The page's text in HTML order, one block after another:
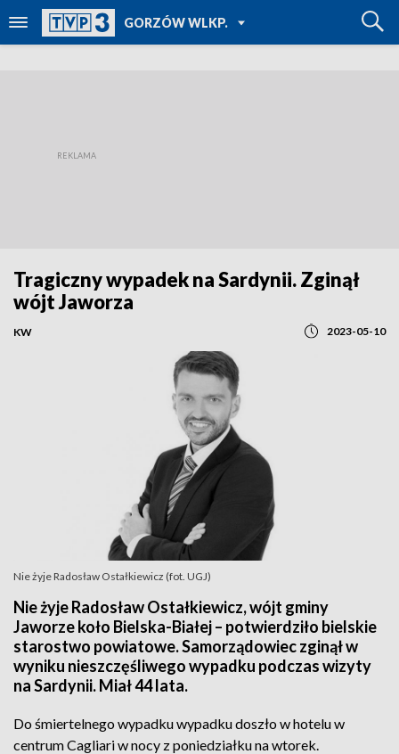
GORZÓW WLKP.
TVP REGIONY
Tragiczny wypadek na Sardynii. Zginął
wójt Jaworza
KW 2023-05-10
Nie żyje Radosław Ostałkiewicz (fot. UGJ)
Nie żyje Radosław Ostałkiewicz, wójt gminy
Jaworze koło Bielska-Białej – potwierdziło bielskie
starostwo powiatowe. Samorządowiec zginął w
wyniku nieszczęśliwego wypadku podczas wizyty
na Sardynii. Miał 44 lata.
Do śmiertelnego wypadku wypadku doszło w hotelu w
centrum Cagliari w nocy z poniedziałku na wtorek.